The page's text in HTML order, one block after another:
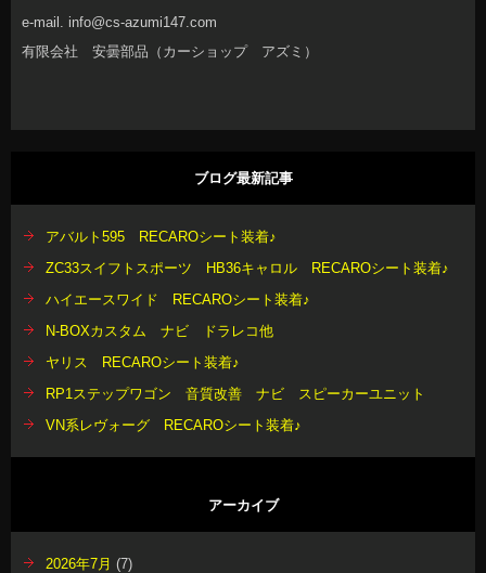
e-mail. info@cs-azumi147.com
有限会社 安曇部品（カーショップ アズミ）
ブログ最新記事
アバルト595 RECAROシート装着♪
ZC33スイフトスポーツ HB36キャロル RECAROシート装着♪
ハイエースワイド RECAROシート装着♪
N-BOXカスタム ナビ ドラレコ他
ヤリス RECAROシート装着♪
RP1ステップワゴン 音質改善 ナビ スピーカーユニット
VN系レヴォーグ RECAROシート装着♪
アーカイブ
2026年7月 (7)